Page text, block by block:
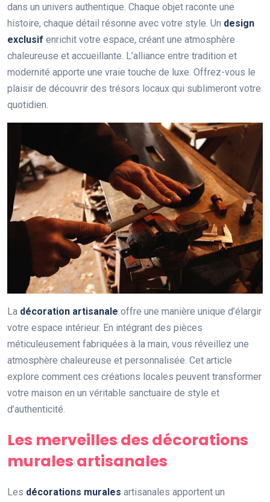
dans un univers authentique. Chaque objet raconte une
histoire, chaque détail résonne avec votre style. Un design
exclusif enrichit votre espace, créant une atmosphère
chaleureuse et accueillante. L’alliance entre tradition et
modernité apporte une vraie touche de luxe. Offrez-vous le
plaisir de découvrir des trésors locaux qui sublimeront votre
quotidien.
La décoration artisanale offre une manière unique d’élargir
votre espace intérieur. En intégrant des pièces
méticuleusement fabriquées à la main, vous réveillez une
atmosphère chaleureuse et personnalisée. Cet article
explore comment ces créations locales peuvent transformer
votre maison en un véritable sanctuaire de style et
d’authenticité.
Les merveilles des décorations
murales artisanales
Les décorations murales artisanales apportent un